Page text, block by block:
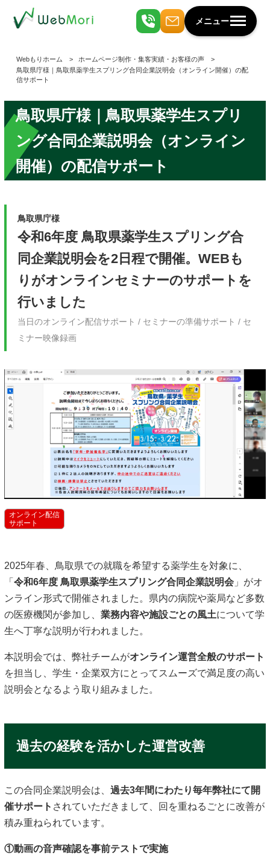
メニュー
Webもりホーム
ホームページ制作・集客実績・お客様の声
鳥取県庁様｜鳥取県薬学生スプリング合同企業説明会（オンライン開催）の配
信サポート
鳥取県庁様｜鳥取県薬学生スプリ
ング合同企業説明会（オンライン
開催）の配信サポート
鳥取県庁様
令和6年度 鳥取県薬学生スプリング合
同企業説明会を2日程で開催。WEBも
りがオンラインセミナーのサポートを
行いました
当日のオンライン配信サポート / セミナーの準備サポート / セ
ミナー映像録画
オンライン配信
サポート
2025年春、鳥取県での就職を希望する薬学生を対象に、
「令和6年度 鳥取県薬学生スプリング合同企業説明会 」がオ
ンライン形式で開催されました。県内の病院や薬局など多数
の医療機関が参加し、 業務内容や施設ごとの風土について学
生へ丁寧な説明が行われました。
本説明会では、弊社チームがオンライン運営全般のサポート
を担当し、学生・企業双方にとってスムーズで満足度の高い
説明会となるよう取り組みました。
過去の経験を活かした運営改善
この合同企業説明会は、 過去3年間にわたり毎年弊社にて開
催サポート されていただきまして、回を重ねるごとに改善が
積み重ねられています。
①動画の音声確認を事前テストで実施